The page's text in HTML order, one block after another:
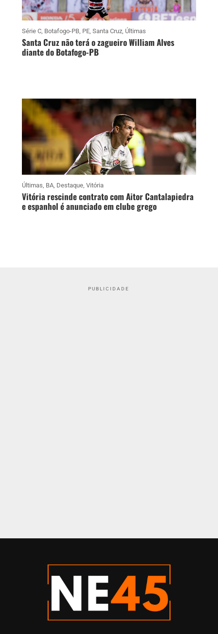
Série C, Botafogo-PB, PE, Santa Cruz, Últimas
Santa Cruz não terá o zagueiro William Alves
diante do Botafogo-PB
Últimas BA, Destaque, Vitória
Vitória rescinde contrato com Aitor Cantalapiedra
e espanhol é anunciado em clube grego
PUBLICIDADE